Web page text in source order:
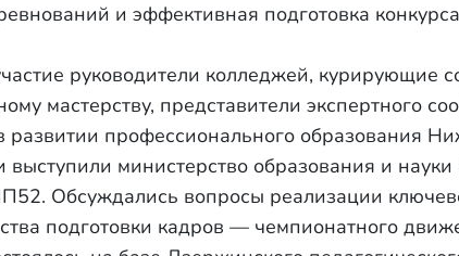
и эффективная подготовка
руководители колледжей, курирующие
мастерству, представители экспертного
развитии профессионального образования
выступили министерство образования и
Обсуждались вопросы реализации
подготовки кадров — чемпионатного